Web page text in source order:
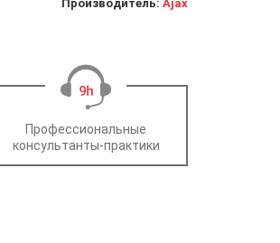
Производитель: Ajax
Профессиональные
консультанты-практики